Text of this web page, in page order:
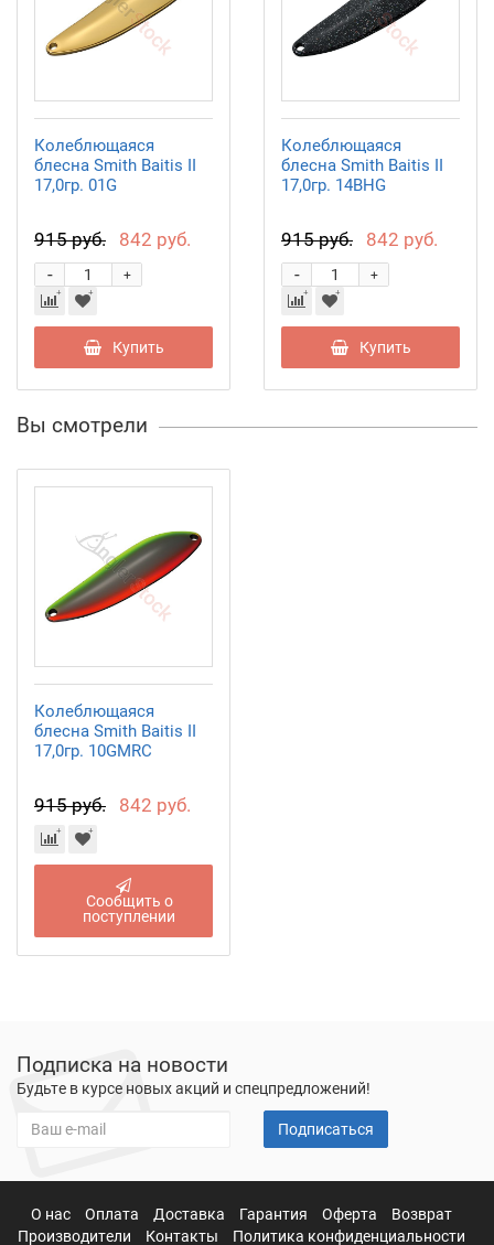
Колеблющаяся
блесна Smith Baitis II
17,0гр. 01G
915 руб. 842 руб.
+
-
Купить
Колеблющаяся
блесна Smith Baitis II
17,0гр. 14BHG
915 руб. 842 руб.
+
-
Купить
Вы смотрели
Колеблющаяся
блесна Smith Baitis II
17,0гр. 10GMRC
915 руб. 842 руб.
Сообщить о
поступлении
Подписка на новости
Будьте в курсе новых акций и спецпредложений!
Подписаться
О нас Оплата Доставка Гарантия Оферта
Возврат
Производители
Контакты Политика конфиденциальности